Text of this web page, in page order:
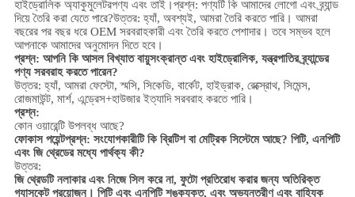
হাইড্রোলিক অ্যাকুমুলেটরপণ্য এবং তাই।প্রশ্ন: পণ্যটি কি আমাদের লোগো এবং ব্র্যান্ড
দিয়ে তৈরি করা যেতে পারে?উত্তর: হ্যাঁ, অবশ্যই, আমরা তৈরি করতে পারি। আমরা
বছরের পর বছর ধরে OEM সরবরাহকারী এবং তৈরি করতে পেশাদার। তবে সম্ভব হলে
আপনাকে আমাদের অনুমোদন দিতে হবে।
প্রশ্ন: আপনি কি আসল বিখ্যাত বায়ুসংক্রান্ত এবং হাইড্রোলিক, যন্ত্রপাতির ব্র্যান্ডের
পণ্য সরবরাহ করতে পারেন?
উত্তর: হ্যাঁ, আমরা ফেস্টো, স্মসি, সিকেডি, বার্কেট, হাইড্রাক, রেক্স্রোথ, সিমেন্স,
রোজমাউন্ট, মার্শ, এন্ড্রেস+হাউজার ইত্যাদি সরবরাহ করতে পারি।
প্রশ্ন:
কোন ওয়ারেন্টি উপলব্ধ আছে?
ফোকাস পয়েন্টপ্রশ্ন: সংযোগকারীটি কি ব্রিটিশ বা মেট্রিক সিস্টেমে আছে? পিটি, এনপিটি
এবং জি থ্রেডের মধ্যে পার্থক্য কী?
উত্তর:
জি থ্রেডটি নলাকার এবং নিজে সিল করে না, ফুটো প্রতিরোধ করার জন্য অতিরিক্ত
গ্যাসকেট প্রয়োজন। পিটি এবং এনপিটি শঙ্কুযুক্ত, এবং অভ্যন্তরীণ এবং বাহ্যিক